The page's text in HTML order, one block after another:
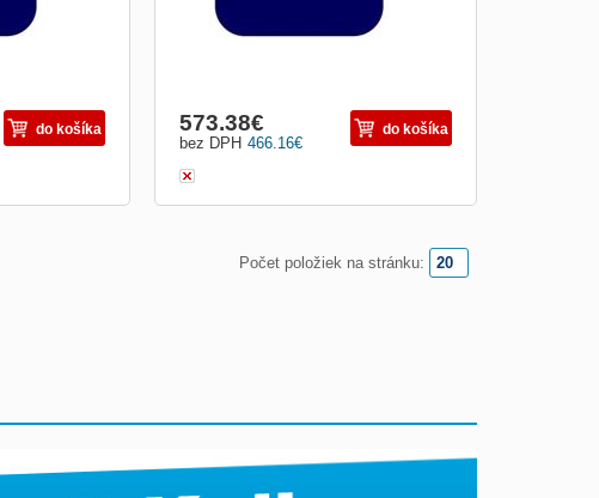
do košíka
466.16€
bez DPH
573.38€ do košíka
Počet položiek na stránku: